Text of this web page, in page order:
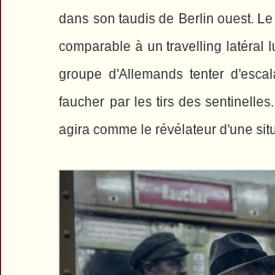
dans son taudis de Berlin ouest.
comparable à un travelling latéral
groupe d'Allemands tenter
faucher par les tirs des
agira comme le révélateur d'une